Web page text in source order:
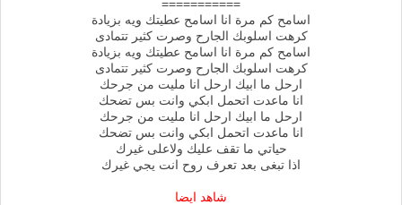
===========
اسامح كم مرة انا اسامح عطيتك ويه بزيادة
كرهت اسلوبك الجارح وصرت كثير تتمادى
اسامح كم مرة انا اسامح عطيتك ويه بزيادة
كرهت اسلوبك الجارح وصرت كثير تتمادى
ارحل ما ابيك ارحل انا مليت من جرحك
انا ماعدت اتحمل ابكي وانت بس تضحك
ارحل ما ابيك ارحل انا مليت من جرحك
انا ماعدت اتحمل ابكي وانت بس تضحك
حياتي ما تقف عليك ولاعلى غيرك
اذا تبغى بعد تعرف روح انت يجي غيرك
شاهد ايضا